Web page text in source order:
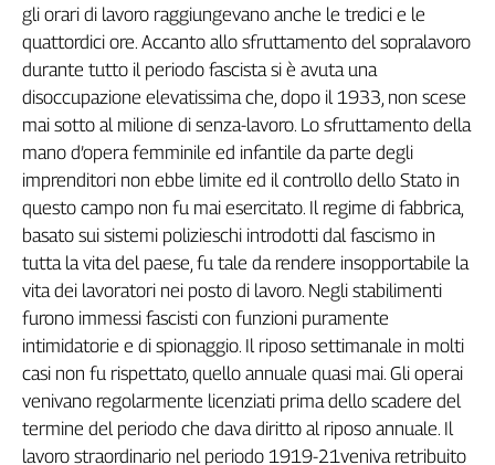
Archivio
Storico
1955-
Cerca
Contatti
La
redazione
Newsletter
Social
gli orari di lavoro raggiungevano anche le tredici e le
quattordici ore. Accanto allo sfruttamento del sopralavoro
durante tutto il periodo fascista si è avuta una
disoccupazione elevatissima che, dopo il 1933, non scese
mai sotto al milione di senza-lavoro. Lo sfruttamento della
mano d’opera femminile ed infantile da parte degli
imprenditori non ebbe limite ed il controllo dello Stato in
questo campo non fu mai esercitato. Il regime di fabbrica,
basato sui sistemi polizieschi introdotti dal fascismo in
tutta la vita del paese, fu tale da rendere insopportabile la
vita dei lavoratori nei posto di lavoro. Negli stabilimenti
furono immessi fascisti con funzioni puramente
intimidatorie e di spionaggio. Il riposo settimanale in molti
casi non fu rispettato, quello annuale quasi mai. Gli operai
venivano regolarmente licenziati prima dello scadere del
termine del periodo che dava diritto al riposo annuale. Il
lavoro straordinario nel periodo 1919-21veniva retribuito